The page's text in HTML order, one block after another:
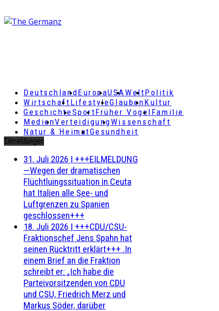
DeutschlandEuropaUSAWeltPolitik
Wirtschaft LifestyleGlaubenKultur
GeschichteSportFrüher Vogel Familie
MedienVerteidigungWissenschaft
Natur & HeimatGesundheit
Eilmeldungen
31. Juli 2026 | +++EILMELDUNG
—Wegen der dramatischen
Flüchtluingssituation in Ceuta
hat Italien alle See- und
Luftgrenzen zu Spanien
geschlossen+++
18. Juli 2026 | +++CDU/CSU-
Fraktionschef Jens Spahn hat
seinen Rücktritt erklärt+++ .In
einem Brief an die Fraktion
schreibt er: „Ich habe die
Parteivorsitzenden von CDU
und CSU, Friedrich Merz und
Markus Söder, darüber